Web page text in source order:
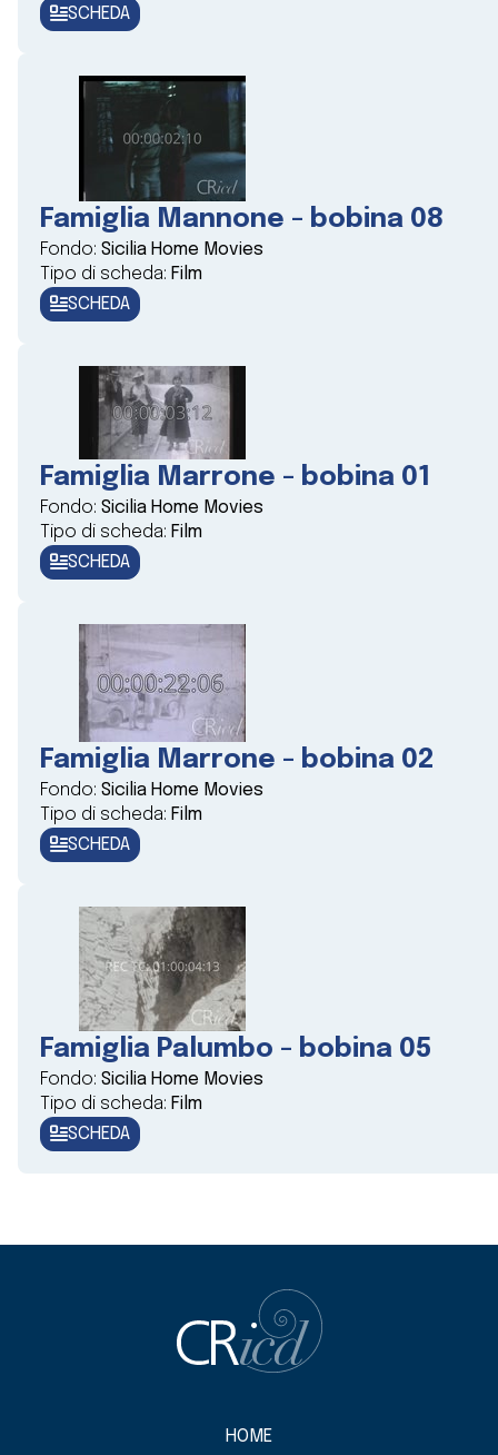
SCHEDA
Famiglia Mannone - bobina 08
Fondo: Sicilia Home Movies
Tipo di scheda: Film
SCHEDA
Famiglia Marrone - bobina 01
Fondo: Sicilia Home Movies
Tipo di scheda: Film
SCHEDA
Famiglia Marrone - bobina 02
Fondo: Sicilia Home Movies
Tipo di scheda: Film
SCHEDA
Famiglia Palumbo - bobina 05
Fondo: Sicilia Home Movies
Tipo di scheda: Film
SCHEDA
HOME